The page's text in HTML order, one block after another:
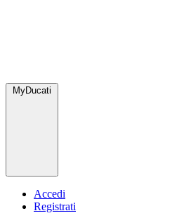
MyDucati
Accedi
Registrati